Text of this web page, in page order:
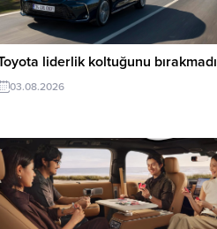
liderlik koltuğunu bırakmadı
03.08.2026